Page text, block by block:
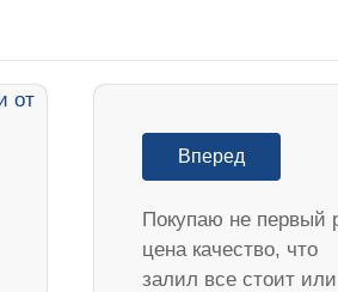
Вперед
Покупаю не первый
цена качество, что
залил все стоит или